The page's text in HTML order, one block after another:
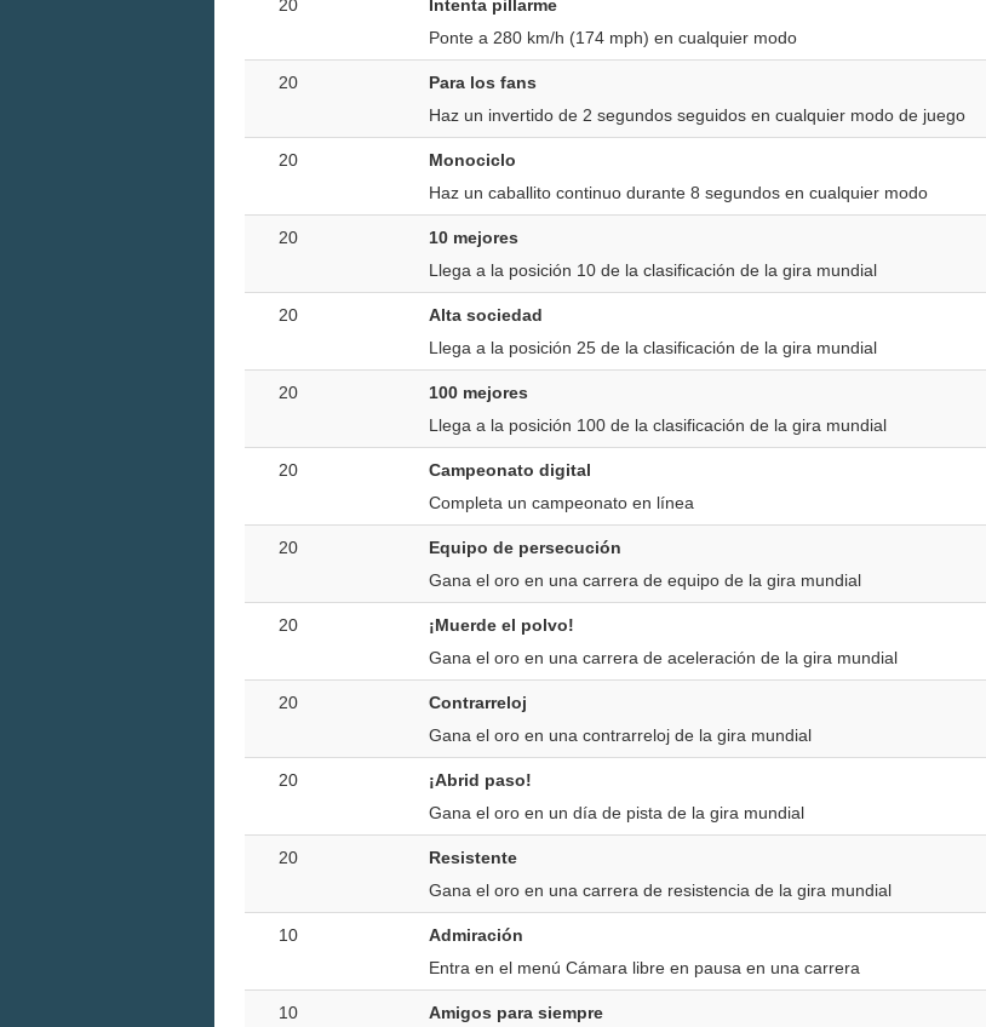
20
Intenta pillarme
Ponte a 280 km/h (174 mph) en cualquier modo
20
Para los fans
Haz un invertido de 2 segundos seguidos en cualquier modo de juego
20
Monociclo
Haz un caballito continuo durante 8 segundos en cualquier modo
20
10 mejores
Llega a la posición 10 de la clasificación de la gira mundial
20
Alta sociedad
Llega a la posición 25 de la clasificación de la gira mundial
20
100 mejores
Llega a la posición 100 de la clasificación de la gira mundial
20
Campeonato digital
Completa un campeonato en línea
20
Equipo de persecución
Gana el oro en una carrera de equipo de la gira mundial
20
¡Muerde el polvo!
Gana el oro en una carrera de aceleración de la gira mundial
20
Contrarreloj
Gana el oro en una contrarreloj de la gira mundial
20
¡Abrid paso!
Gana el oro en un día de pista de la gira mundial
20
Resistente
Gana el oro en una carrera de resistencia de la gira mundial
10
Admiración
Entra en el menú Cámara libre en pausa en una carrera
10
Amigos para siempre